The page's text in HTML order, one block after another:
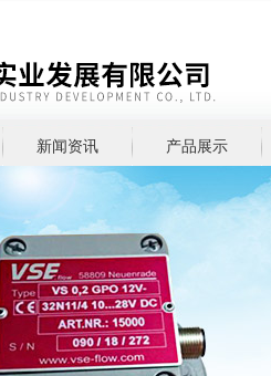
新闻资讯 产品展示